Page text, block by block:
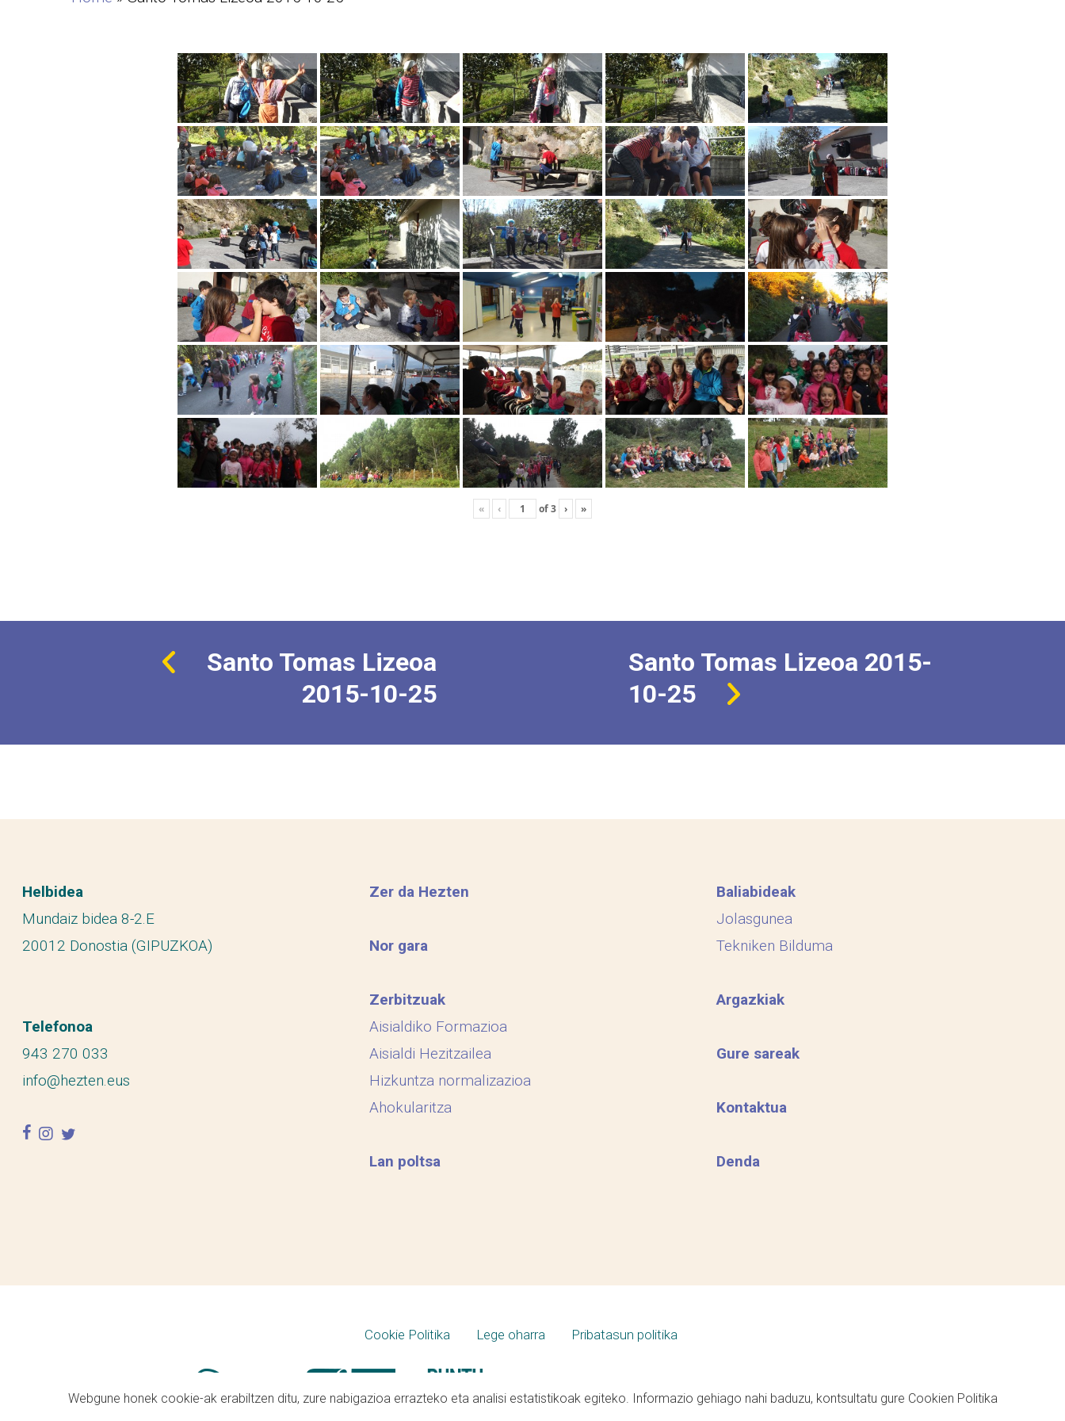
« ‹ of3 › »
Santo Tomas Lizeoa
2015-10-25
Santo Tomas Lizeoa 2015-
10-25
Helbidea
Mundaiz bidea 8-2.E
20012 Donostia (GIPUZKOA)
Telefonoa
943 270 033
info@hezten.eus
facebook
instagram
twitter
Zer da Hezten
Nor gara
Zerbitzuak
Aisialdiko Formazioa
Aisialdi Hezitzailea
Hizkuntza normalizazioa
Ahokularitza
Lan poltsa
Baliabideak
Jolasgunea
Tekniken Bilduma
Argazkiak
Gure sareak
Kontaktua
Denda
Cookie Politika Lege oharra Pribatasun politika
Webgune honek cookie-ak erabiltzen ditu, zure nabigazioa errazteko eta analisi estatistikoak egiteko. Informazio gehiago nahi baduzu, kontsultatu gure Cookien Politika